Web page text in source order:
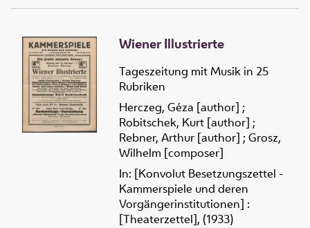
Wiener Illustrierte
Tageszeitung mit Musik in 25
Rubriken
Herczeg, Géza [author] ;
Robitschek, Kurt [author] ;
Rebner, Arthur [author] ; Grosz,
Wilhelm [composer]
In: [Konvolut Besetzungszettel -
Kammerspiele und deren
Vorgängerinstitutionen] :
[Theaterzettel], (1933)